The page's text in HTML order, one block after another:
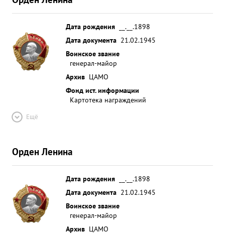
Дата рождения
__.__.1898
Дата документа 21.02.1945
Воинское звание
генерал-майор
Архив ЦАМО
Фонд ист. информации
Картотека награждений
Ещё
Орден Ленина
Дата рождения
__.__.1898
Дата документа 21.02.1945
Воинское звание
генерал-майор
Архив ЦАМО